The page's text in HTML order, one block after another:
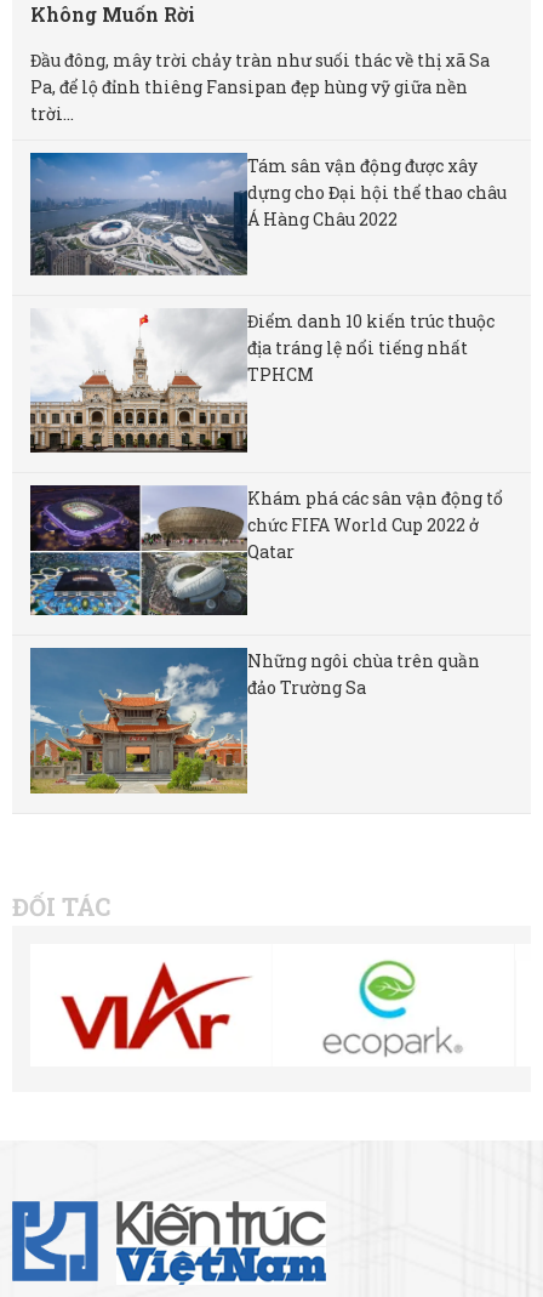
Không Muốn Rời
Đầu đông, mây trời chảy tràn như suối thác về thị xã Sa
Pa, để lộ đỉnh thiêng Fansipan đẹp hùng vỹ giữa nền
trời...
Tám sân vận động được xây
dựng cho Đại hội thể thao châu
Á Hàng Châu 2022
Điểm danh 10 kiến trúc thuộc
địa tráng lệ nổi tiếng nhất
TPHCM
Khám phá các sân vận động tổ
chức FIFA World Cup 2022 ở
Qatar
Những ngôi chùa trên quần
đảo Trường Sa
ĐỐI TÁC